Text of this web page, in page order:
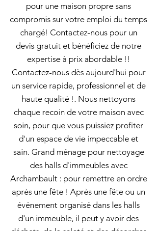
pour une maison propre sans
compromis sur votre emploi du temps
chargé! Contactez-nous pour un
devis gratuit et bénéficiez de notre
expertise à prix abordable !!
Contactez-nous dès aujourd'hui pour
un service rapide, professionnel et de
haute qualité !. Nous nettoyons
chaque recoin de votre maison avec
soin, pour que vous puissiez profiter
d'un espace de vie impeccable et
sain. Grand ménage pour nettoyage
des halls d'immeubles avec
Archambault : pour remettre en ordre
après une fête ! Après une fête ou un
événement organisé dans les halls
d'un immeuble, il peut y avoir des